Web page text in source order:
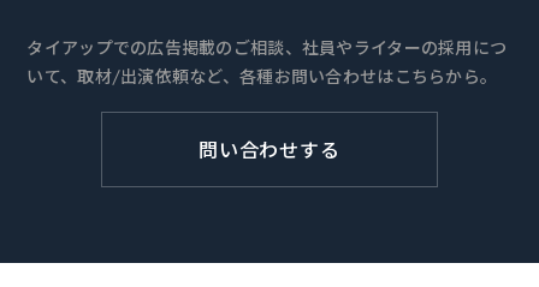
タイアップでの広告掲載のご相談、社員やライターの採用につ
いて、取材/出演依頼など、各種お問い合わせはこちらから。
問い合わせする